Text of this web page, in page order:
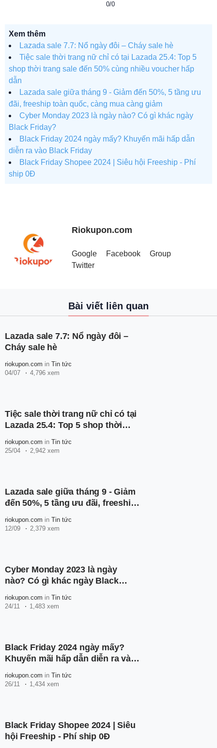
0/0
Xem thêm
Lazada sale 7.7: Nổ ngày đôi – Cháy sale hè
Tiệc sale thời trang nữ chỉ có tại Lazada 25.4: Top 5
shop thời trang sale đến 50% cùng nhiều voucher hấp
dẫn
Lazada sale giữa tháng 9 - Giảm đến 50%, 5 tầng ưu
đãi, freeship toàn quốc, càng mua càng giảm
Cyber Monday 2023 là ngày nào? Có gì khác ngày
Black Friday?
Black Friday 2024 ngày mấy? Khuyến mãi hấp dẫn
diễn ra vào Black Friday
Black Friday Shopee 2024 | Siêu hội Freeship - Phí
ship 0Đ
Riokupon.com
Google Facebook
Group
Twitter
Bài viết liên quan
Lazada sale 7.7: Nổ ngày đôi –
Cháy sale hè
riokupon.com in Tin tức
04/07
4,796 xem
Tiệc sale thời trang nữ chỉ có tại
Lazada 25.4: Top 5 shop thời
voucher hấp dẫn
riokupon.com in Tin tức
25/04
2,942 xem
Lazada sale giữa tháng 9 - Giảm
đến 50%, 5 tầng ưu đãi, freeship
riokupon.com in Tin tức
12/09
2,379 xem
Cyber Monday 2023 là ngày
nào? Có gì khác ngày Black
riokupon.com in Tin tức
24/11
1,483 xem
Black Friday 2024 ngày mấy?
Khuyến mãi hấp dẫn diễn ra vào
riokupon.com in Tin tức
26/11
1,434 xem
Black Friday Shopee 2024 | Siêu
hội Freeship - Phí ship 0Đ